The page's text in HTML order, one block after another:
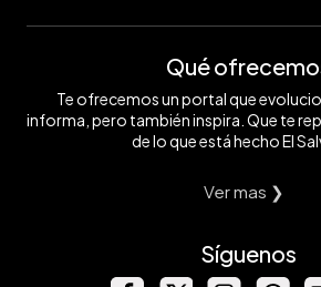
Qué
Te ofrecemos un portal que
informa, pero también inspira. Que te
de lo que está hecho El
Ver mas ❯
Síguenos